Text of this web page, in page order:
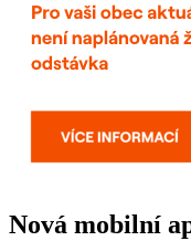
Nová mobilní